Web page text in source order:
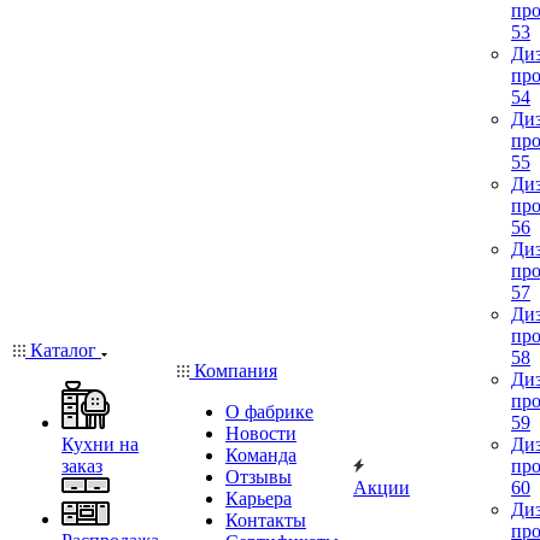
Каталог
Кухни на
заказ
Компания
О фабрике
Новости
Команда
Отзывы
Карьера
Контакты
Акции
53
54
55
56
57
58
59
60